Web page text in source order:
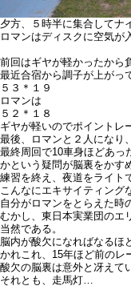
夕方、５時半に集合してナ
ロマンはディスクに空気が
前回はギヤが軽かったから
最近合宿から調子が上がっ
５３＊１９
ロマンは
５２＊１８
ギヤが軽いのでポイントレ
最後、ロマンと２人になり
最終周回で10車身ほどあっ
かという疑問が脳裏をかす
練習を終え、夜道をライト
こんなにエキサイティング
自分がロマンをとらえた時
むかし、東日本実業団のエ
当然である。
脳内が酸欠になればなるほ
かれこれ、15年ほど前のレ
酸欠の脳裏は意外と冴えて
それとも、走馬灯…